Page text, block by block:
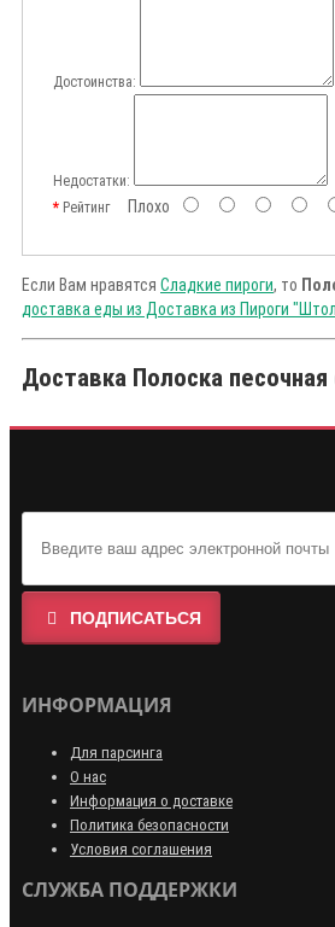
Достоинства:
Недостатки:
РейтингПлохо
Если Вам нравятся Сладкие пироги, то
доставка еды из Доставка из Пироги
Доставка Полоска
ПОДПИСАТЬСЯ
ИНФОРМАЦИЯ
Для парсинга
О нас
Информация о доставке
Политика безопасности
Условия соглашения
СЛУЖБА ПОДДЕРЖКИ